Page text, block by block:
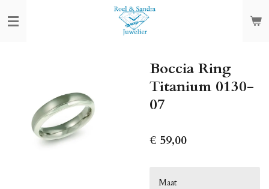
direct
Boccia Ring
Titanium 0130-
07
€ 59,00
Maat